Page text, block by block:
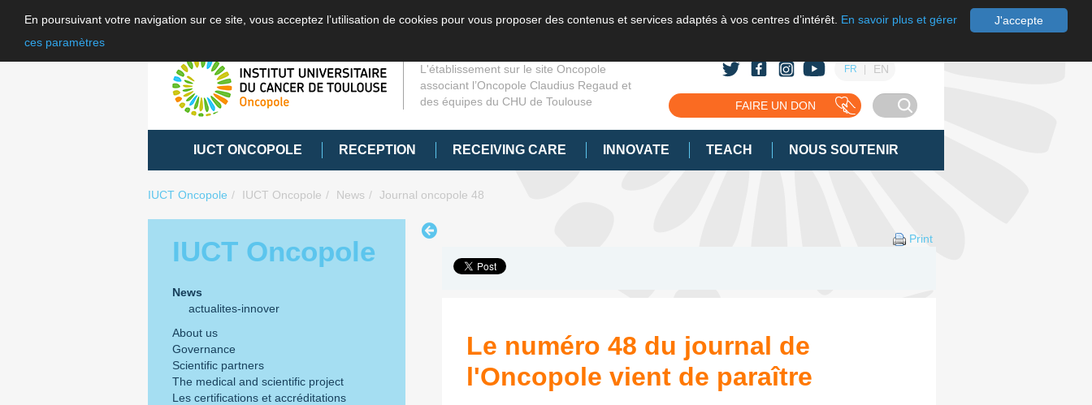
J'accepte
En poursuivant votre navigation sur ce site, vous acceptez l’utilisation de cookies pour vous proposer des contenus et services adaptés à vos centres d’intérêt. En savoir plus et gérer
ces paramètres
L'établissement sur le site Oncopole
associant l’Oncopole Claudius Regaud et
des équipes du CHU de Toulouse
FR EN
FAIRE UN DON
IUCT ONCOPOLE RECEPTION RECEIVING CARE INNOVATE TEACH NOUS SOUTENIR
IUCT Oncopole IUCT Oncopole News Journal oncopole 48
IUCT Oncopole
News
actualites-innover
About us
Governance
Scientific partners
The medical and scientific project
Les certifications et accréditations
Print
Le numéro 48 du journal de
l'Oncopole vient de paraître